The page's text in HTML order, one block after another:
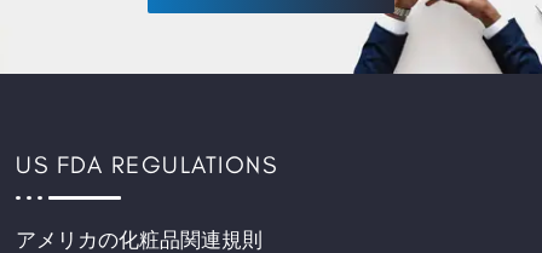
US FDA REGULATIONS
アメリカの化粧品関連規則